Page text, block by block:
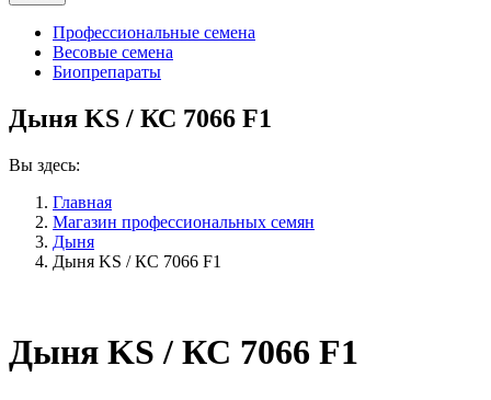
Профессиональные семена
Весовые семена
Биопрепараты
Дыня KS / КС 7066 F1
Вы здесь:
Главная
Магазин профессиональных семян
Дыня
Дыня KS / КС 7066 F1
Дыня KS / КС 7066 F1